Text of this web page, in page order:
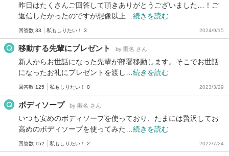
昨日はたくさんご回答して頂きありがとうございました…！ご
返信したかったのですが想像以上… 続きを読む
回答数 33 私もしりたい！ 3 2024/9/15
移動する先輩にプレゼント by 匿名 さん
新人からお世話になった先輩が部署移動します。そこでお世話
になったお礼にプレゼントを渡し… 続きを読む
回答数 125 私もしりたい！ 0 2023/3/29
ボディソープ by 匿名 さん
いつも安めのボディソープを使っており、たまには贅沢してお
高めのボディソープを使ってみた… 続きを読む
回答数 152 私もしりたい！ 2 2022/7/24